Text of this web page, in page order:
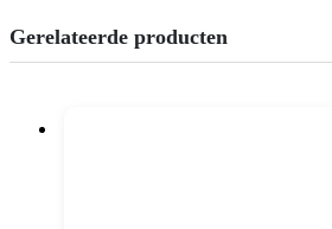
Gerelateerde producten